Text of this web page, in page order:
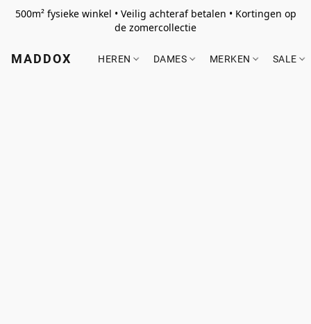
500m² fysieke winkel • Veilig achteraf betalen • Kortingen op
de zomercollectie
MADDOX HEREN DAMES MERKEN SALE